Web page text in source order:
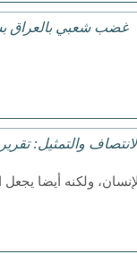
غضب شعبي بالعراق
والتمثيل:
ولكنه أيضا